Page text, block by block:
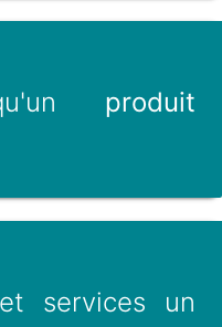
produit
services un